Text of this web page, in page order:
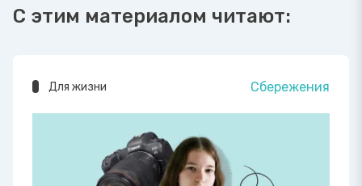
С этим материалом читают:
Для жизни Сбережения